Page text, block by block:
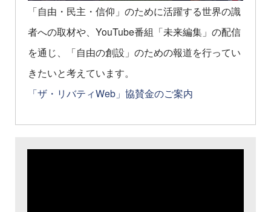
「自由・民主・信仰」のために活躍する世界の識
者への取材や、YouTube番組「未来編集」の配信
を通じ、「自由の創設」のための報道を行ってい
きたいと考えています。
「ザ・リバティWeb」協賛金のご案内